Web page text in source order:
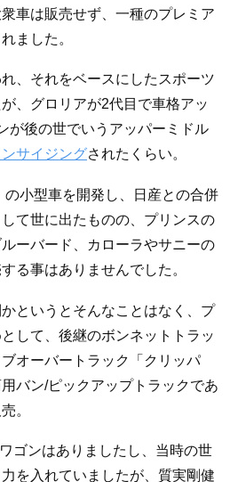
車は販売せず、一種のプレミア
ました。
、それをベースにしたスポーツ
、グロリアが2代目で車格アッ
が後の世でいうアッパーミドル
ンサイジングされたくらい。
小型車を開発し、日産との合併
て世に出たものの、プリンスの
ーバード、カローラやサニーの
る事はありませんでした。
というとそんなことはなく、プ
して、後継のボンネットトラッ
オーバートラック「クリッパ
バン/ピックアップトラックであ
。
ゴンはありましたし、当時の世
を入れていましたが、質実剛健